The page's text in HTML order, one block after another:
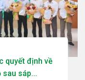
quyết định về
sáp...